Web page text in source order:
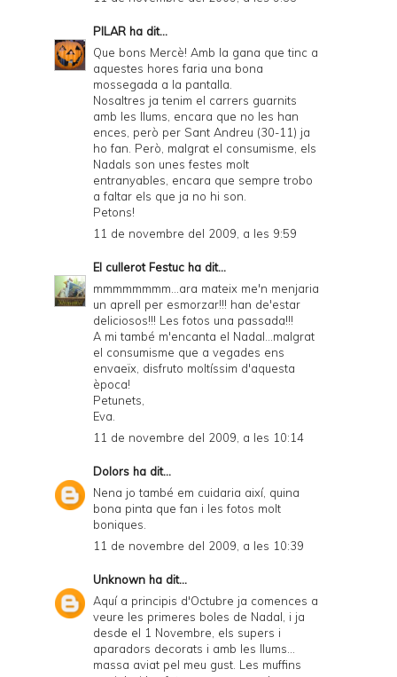
PILAR ha dit...
Que bons Mercè! Amb la gana que tinc a
aquestes hores faria una bona
mossegada a la pantalla.
Nosaltres ja tenim el carrers guarnits
amb les llums, encara que no les han
ences, però per Sant Andreu (30-11) ja
ho fan. Però, malgrat el consumisme, els
Nadals son unes festes molt
entranyables, encara que sempre trobo
a faltar els que ja no hi son.
Petons!
11 de novembre del 2009, a les 9:59
El cullerot Festuc ha dit...
mmmmmmmm...ara mateix me'n menjaria
un aprell per esmorzar!!! han de'estar
deliciosos!!! Les fotos una passada!!!
A mi també m'encanta el Nadal...malgrat
el consumisme que a vegades ens
envaeïx, disfruto moltíssim d'aquesta
època!
Petunets,
Eva.
11 de novembre del 2009, a les 10:14
Dolors ha dit...
Nena jo també em cuidaria així, quina
bona pinta que fan i les fotos molt
boniques.
11 de novembre del 2009, a les 10:39
Unknown ha dit...
Aquí a principis d'Octubre ja comences a
veure les primeres boles de Nadal, i ja
desde el 1 Novembre, els supers i
aparadors decorats i amb les llums...
massa aviat pel meu gust. Les muffins